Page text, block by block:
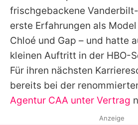
frischgebackene
erste Erfahrungen als
Chloé und Gap – und hatte
kleinen Auftritt in der HBO-
Für ihren nächsten
bereits bei der
Agentur CAA unter Vertrag
Anzeige